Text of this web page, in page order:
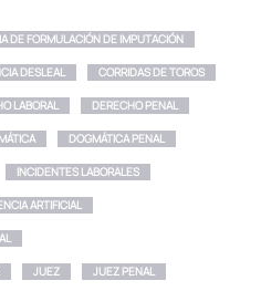
DE FORMULACIÓN DE IMPUTACIÓN
DESLEAL CORRIDAS DE TOROS
LABORAL DERECHO PENAL
DOGMÁTICA PENAL
INCIDENTES LABORALES
ARTIFICIAL
JUEZ JUEZ PENAL